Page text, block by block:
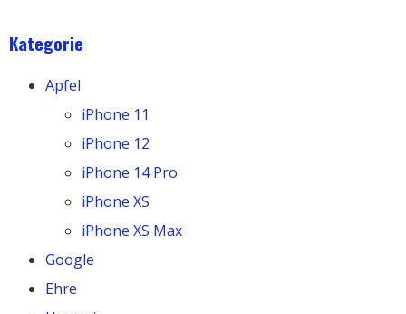
Kategorie
Apfel
iPhone 11
iPhone 12
iPhone 14 Pro
iPhone XS
iPhone XS Max
Google
Ehre